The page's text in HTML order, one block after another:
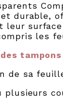
durable,
leur
les
de sa
plusieurs